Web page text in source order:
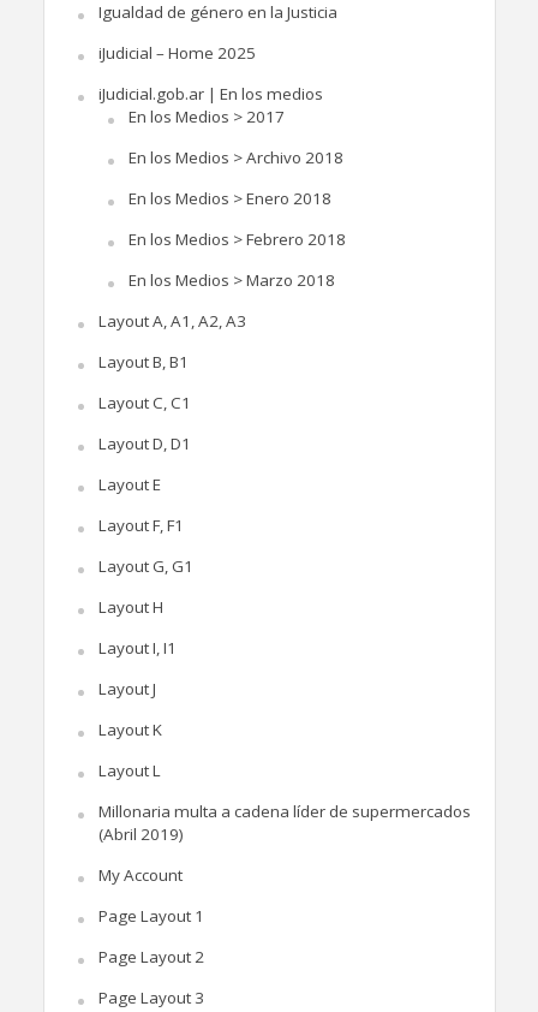
Igualdad de género en la Justicia
iJudicial – Home 2025
iJudicial.gob.ar | En los medios
En los Medios > 2017
En los Medios > Archivo 2018
En los Medios > Enero 2018
En los Medios > Febrero 2018
En los Medios > Marzo 2018
Layout A, A1, A2, A3
Layout B, B1
Layout C, C1
Layout D, D1
Layout E
Layout F, F1
Layout G, G1
Layout H
Layout I, I1
Layout J
Layout K
Layout L
Millonaria multa a cadena líder de supermercados
(Abril 2019)
My Account
Page Layout 1
Page Layout 2
Page Layout 3